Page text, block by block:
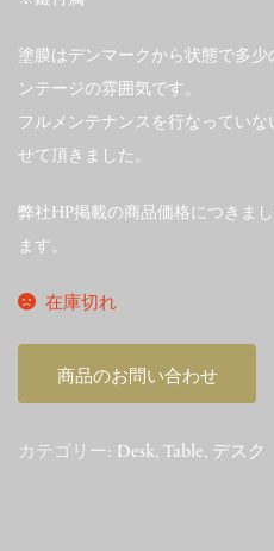
塗膜はデンマークから状態で多
ンテージの雰囲気です。
フルメンテナンスを行なってい
せて頂きました。
弊社HP掲載の商品価格につきま
ます。
在庫切れ
商品のお問い合わせ
カテゴリー: Desk, Table, デスク